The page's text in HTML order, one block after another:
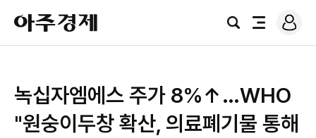
아
주
경
검
전
로
그
녹십자엠에스 주가 8%↑…WHO
"원숭이두창 확산, 의료폐기물 통해